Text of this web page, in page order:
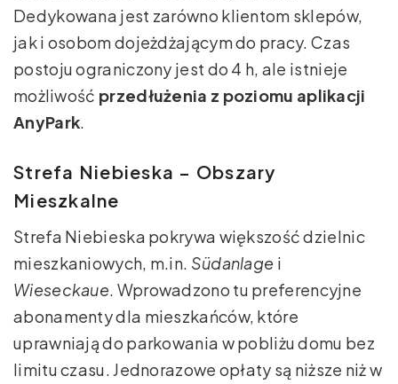
Dedykowana jest zarówno klientom sklepów,
jak i osobom dojeżdżającym do pracy. Czas
postoju ograniczony jest do 4 h, ale istnieje
możliwość przedłużenia z poziomu aplikacji
AnyPark.
Strefa Niebieska – Obszary
Mieszkalne
Strefa Niebieska pokrywa większość dzielnic
mieszkaniowych, m.in. Südanlage i
Wieseckaue. Wprowadzono tu preferencyjne
abonamenty dla mieszkańców, które
uprawniają do parkowania w pobliżu domu bez
limitu czasu. Jednorazowe opłaty są niższe niż w